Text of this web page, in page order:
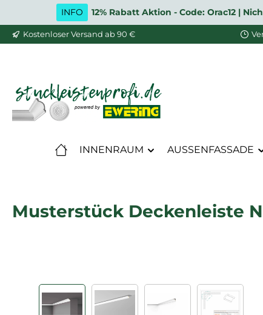
Hauptinhalt springen
Zur Suche springen
Zur Hauptnavigation springen
INFO 12% Rabatt Aktion - Code: Orac12 |
Kostenloser Versand ab 90 €
INNENRAUM AUSSENFASSADE
Musterstück Deckenleiste
Bildergalerie überspringen